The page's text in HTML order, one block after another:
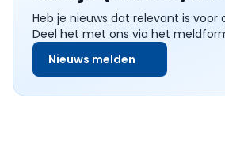
Heb je nieuws dat relevant is voor
Deel het met ons via het
Nieuws melden